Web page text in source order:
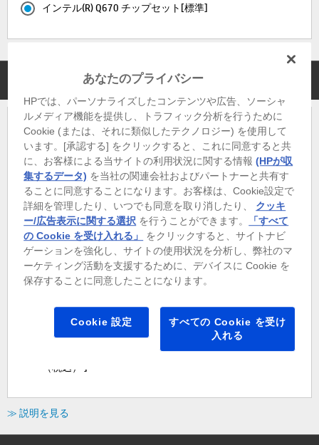
インテル(R) Q670 チップセット[標準]
Intel(R) Core(TM) i3-14100(4C/3.5GHz/12M) [ -￥13,200
（税込） ]
Intel(R) Core(TM) i5-14500(14C/2.6GHz/24M)[標準]
Intel(R) Core(TM) i7-14700(20C/2.1GHz/33M) [ +￥23,100
Intel(R) Core(TM) i9-14900(24C/2.0GHz/36M) [ +￥56,100
（税込） ]
≫ 説明を見る
あなたのプライバシー
HPでは、パーソナライズしたコンテンツや広告、ソーシャ
ルメディア機能を提供し、トラフィック分析を行うために
Cookie (または、それに類似したテクノロジー) を使用して
います。[承認する] をクリックすると、これに同意すると共
に、お客様による当サイトの利用状況に関する情報(HPが収
集するデータ) を当社の関連会社およびパートナーと共有す
ることに同意することになります。お客様は、Cookie設定で
詳細を管理したり、いつでも同意を取り消したり、 クッキ
ー/広告表示に関する選択 を行うことができます。
「すべて
の Cookie を受け入れる」
をクリックすると、サイトナビ
ゲーションを強化し、サイトの使用状況を分析し、弊社のマ
ーケティング活動を支援するために、デバイスに Cookie を
保存することに同意したことになります。
Cookie 設定
すべての Cookie を受け
入れる